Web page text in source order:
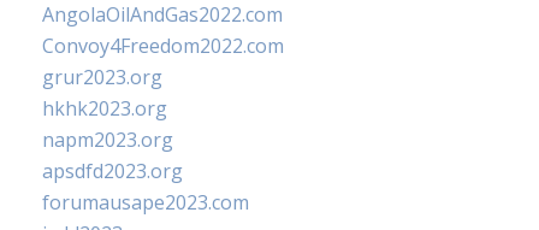
AngolaOilAndGas2022.com
Convoy4Freedom2022.com
grur2023.org
hkhk2023.org
napm2023.org
apsdfd2023.org
forumausape2023.com